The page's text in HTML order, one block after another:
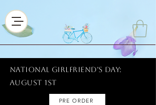
National Girlfriend's Day:
AUGUST 1ST
PRE ORDER